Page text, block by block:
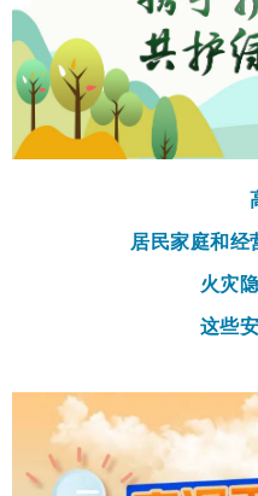
居民家庭和经
火灾
这些